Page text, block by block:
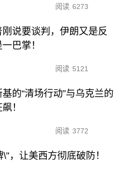
阅读 6273
刚说要谈判，伊朗又是反
巴掌！
阅读 5121
的“清场行动”与乌克兰的
！
阅读 3772
，让美西方彻底破防！